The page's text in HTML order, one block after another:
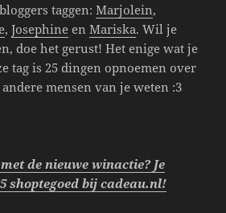
taggen:Marjolein,
,Josephine enMariska. Wil je
doe het gerust! Het enige wat je
tag is 25 dingen opnoemen over
mensen van je weten :3
de nieuwe winactie? Je
shoptegoed bij cadeau.nl!